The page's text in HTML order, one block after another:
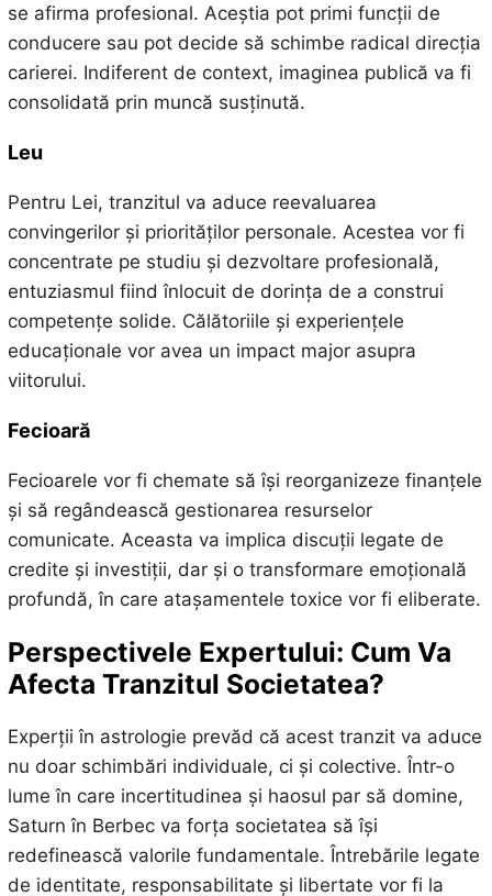
se afirma profesional. Aceștia pot primi funcții de
conducere sau pot decide să schimbe radical direcția
carierei. Indiferent de context, imaginea publică va fi
consolidată prin muncă susținută.
Leu
Pentru Lei, tranzitul va aduce reevaluarea
convingerilor și priorităților personale. Acestea vor fi
concentrate pe studiu și dezvoltare profesională,
entuziasmul fiind înlocuit de dorința de a construi
competențe solide. Călătoriile și experiențele
educaționale vor avea un impact major asupra
viitorului.
Fecioară
Fecioarele vor fi chemate să își reorganizeze finanțele
și să regândească gestionarea resurselor
comunicate. Aceasta va implica discuții legate de
credite și investiții, dar și o transformare emoțională
profundă, în care atașamentele toxice vor fi eliberate.
Perspectivele Expertului: Cum Va
Afecta Tranzitul Societatea?
Experții în astrologie prevăd că acest tranzit va aduce
nu doar schimbări individuale, ci și colective. Într-o
lume în care incertitudinea și haosul par să domine,
Saturn în Berbec va forța societatea să își
redefinească valorile fundamentale. Întrebările legate
de identitate, responsabilitate și libertate vor fi la